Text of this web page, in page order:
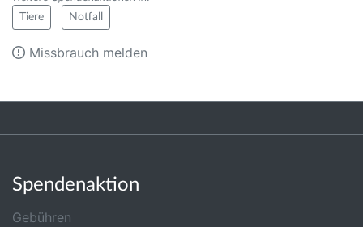
Tiere Notfall
Missbrauch melden
Spendenaktion
Gebühren